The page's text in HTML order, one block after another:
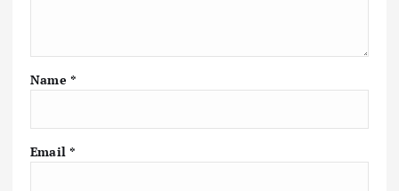
Name *
Email *